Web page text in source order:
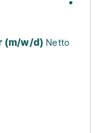
(m/w/d) Netto